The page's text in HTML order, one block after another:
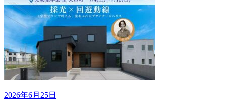
2026年6月25日